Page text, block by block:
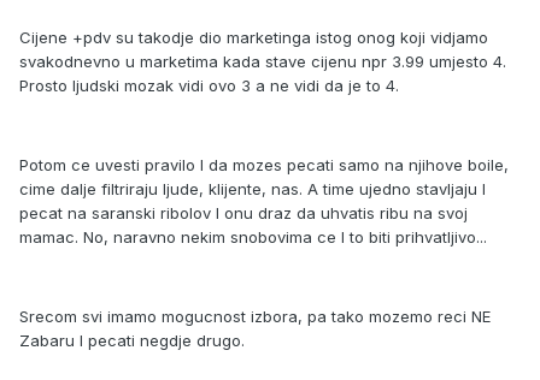
Cijene +pdv su takodje dio marketinga istog onog koji vidjamo
svakodnevno u marketima kada stave cijenu npr 3.99 umjesto 4.
Prosto ljudski mozak vidi ovo 3 a ne vidi da je to 4.
Potom ce uvesti pravilo I da mozes pecati samo na njihove boile,
cime dalje filtriraju ljude, klijente, nas. A time ujedno stavljaju I
pecat na saranski ribolov I onu draz da uhvatis ribu na svoj
mamac. No, naravno nekim snobovima ce I to biti prihvatljivo...
Srecom svi imamo mogucnost izbora, pa tako mozemo reci NE
Zabaru I pecati negdje drugo.